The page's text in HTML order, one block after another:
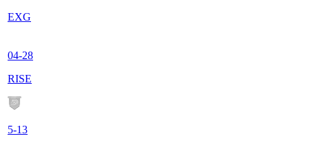
EXG
04-28
RISE
5-13